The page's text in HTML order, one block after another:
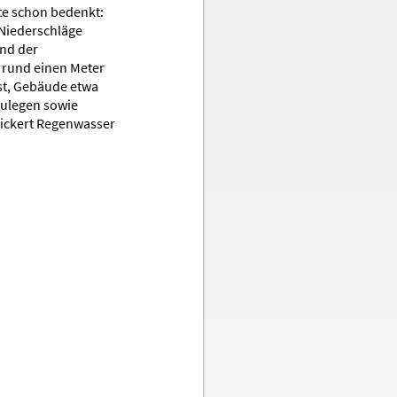
schon bedenkt:
der
einen Meter
Gebäude etwa
sowie
Regenwasser